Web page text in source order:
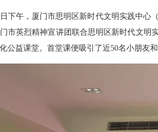
下午，厦门市思明区新时代文明实践中心
市英烈精神宣讲团联合思明区新时代文明
公益课堂。首堂课便吸引了近50名小朋友